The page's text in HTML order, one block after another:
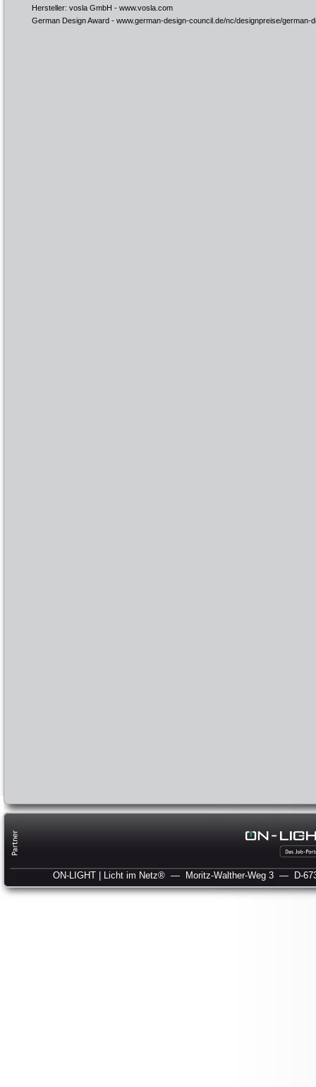
Hersteller: vosla GmbH - www.vosla.com
German Design Award - www.german-design-council.de/nc/designpreise/german-
ON-LIGHT | Licht im Netz® — Moritz-Walther-Weg 3 — D-